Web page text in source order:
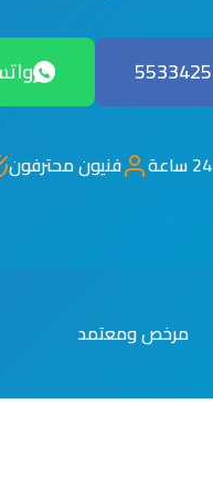
فنيون محترفون
مرخص ومعتمد